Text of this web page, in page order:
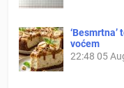
voćem
22:48 05